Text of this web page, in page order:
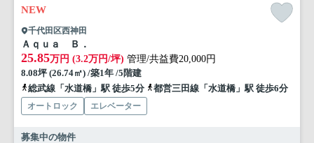
NEW
千代田区西神田
Ａｑｕａ Ｂ．
25.85万円 (3.2万円/坪) 管理/共益費20,000円
8.08坪 (26.74㎡) /築1年 /5階建
総武線「水道橋」駅 徒歩5分
都営三田線「水道橋」駅 徒歩6分
オートロック エレベーター
募集中の物件